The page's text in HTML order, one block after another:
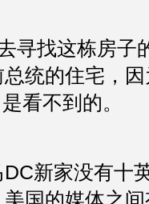
寻找这栋房子
统的住宅，
看不到的。
新家没有十
国的媒体之